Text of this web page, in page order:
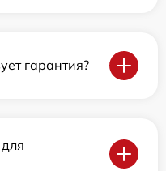
гарантия?